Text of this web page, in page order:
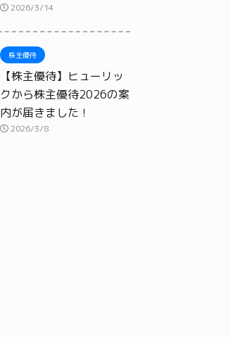
2026/3/14
株主優待
【株主優待】ヒューリッ
クから株主優待2026の案
内が届きました！
2026/3/8